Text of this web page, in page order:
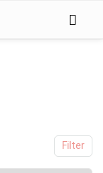
Filter